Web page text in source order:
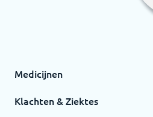
Medicijnen
Klachten & Ziektes